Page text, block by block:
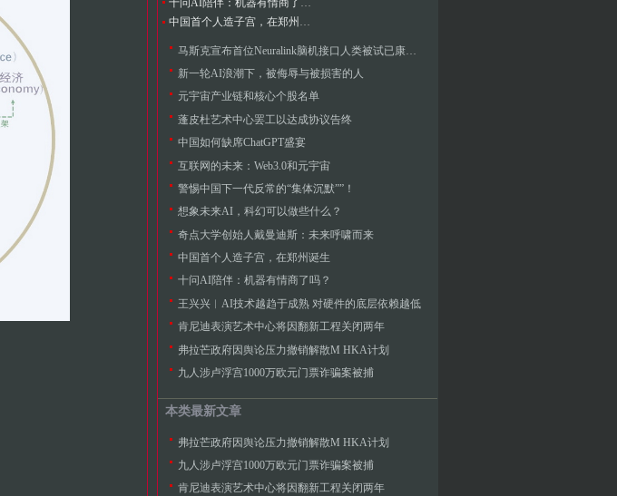
中国首个人造子宫，在郑州诞生
马斯克宣布首位Neuralink脑机接口人类被试已康复，医学专家批评“不是科学”
新一轮AI浪潮下，被侮辱与被损害的人
元宇宙产业链和核心个股名单
蓬皮杜艺术中心罢工以达成协议告终
中国如何缺席ChatGPT盛宴
互联网的未来：Web3.0和元宇宙
警惕中国下一代反常的“集体沉默””！
想象未来AI，科幻可以做些什么？
奇点大学创始人戴曼迪斯：未来呼啸而来
中国首个人造子宫，在郑州诞生
十问AI陪伴：机器有情商了吗？
王兴兴︱AI技术越趋于成熟 对硬件的底层依赖越低
肯尼迪表演艺术中心将因翻新工程关闭两年
弗拉芒政府因舆论压力撤销解散M HKA计划
九人涉卢浮宫1000万欧元门票诈骗案被捕
本类最新文章
弗拉芒政府因舆论压力撤销解散M HKA计划
九人涉卢浮宫1000万欧元门票诈骗案被捕
肯尼迪表演艺术中心将因翻新工程关闭两年